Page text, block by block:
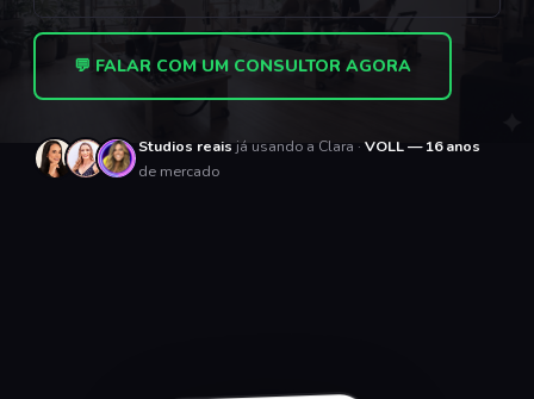
💬 FALAR COM UM CONSULTOR AGORA
Studios reais já usando a Clara · VOLL — 16 anos
de mercado